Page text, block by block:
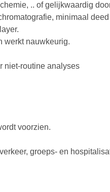
.. of gelijkwaardig
minimaal
werkt nauwkeurig.
niet-routine analyses
voorzien.
groeps- en